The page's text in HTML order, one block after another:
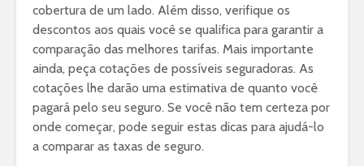
cobertura de um lado. Além disso, verifique os
descontos aos quais você se qualifica para garantir a
comparação das melhores tarifas. Mais importante
ainda, peça cotações de possíveis seguradoras. As
cotações lhe darão uma estimativa de quanto você
pagará pelo seu seguro. Se você não tem certeza por
onde começar, pode seguir estas dicas para ajudá-lo
a comparar as taxas de seguro.